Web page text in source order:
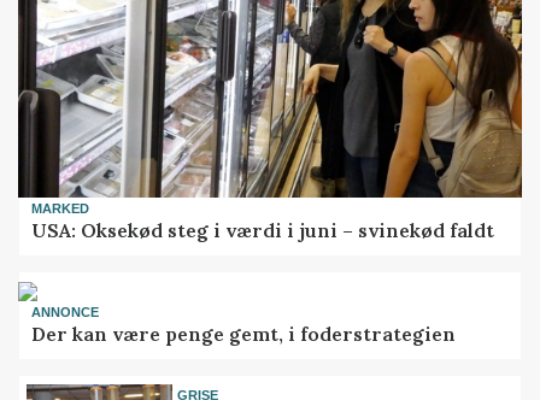
MARKED
USA: Oksekød steg i værdi i juni – svinekød faldt
ANNONCE
Der kan være penge gemt, i foderstrategien
GRISE